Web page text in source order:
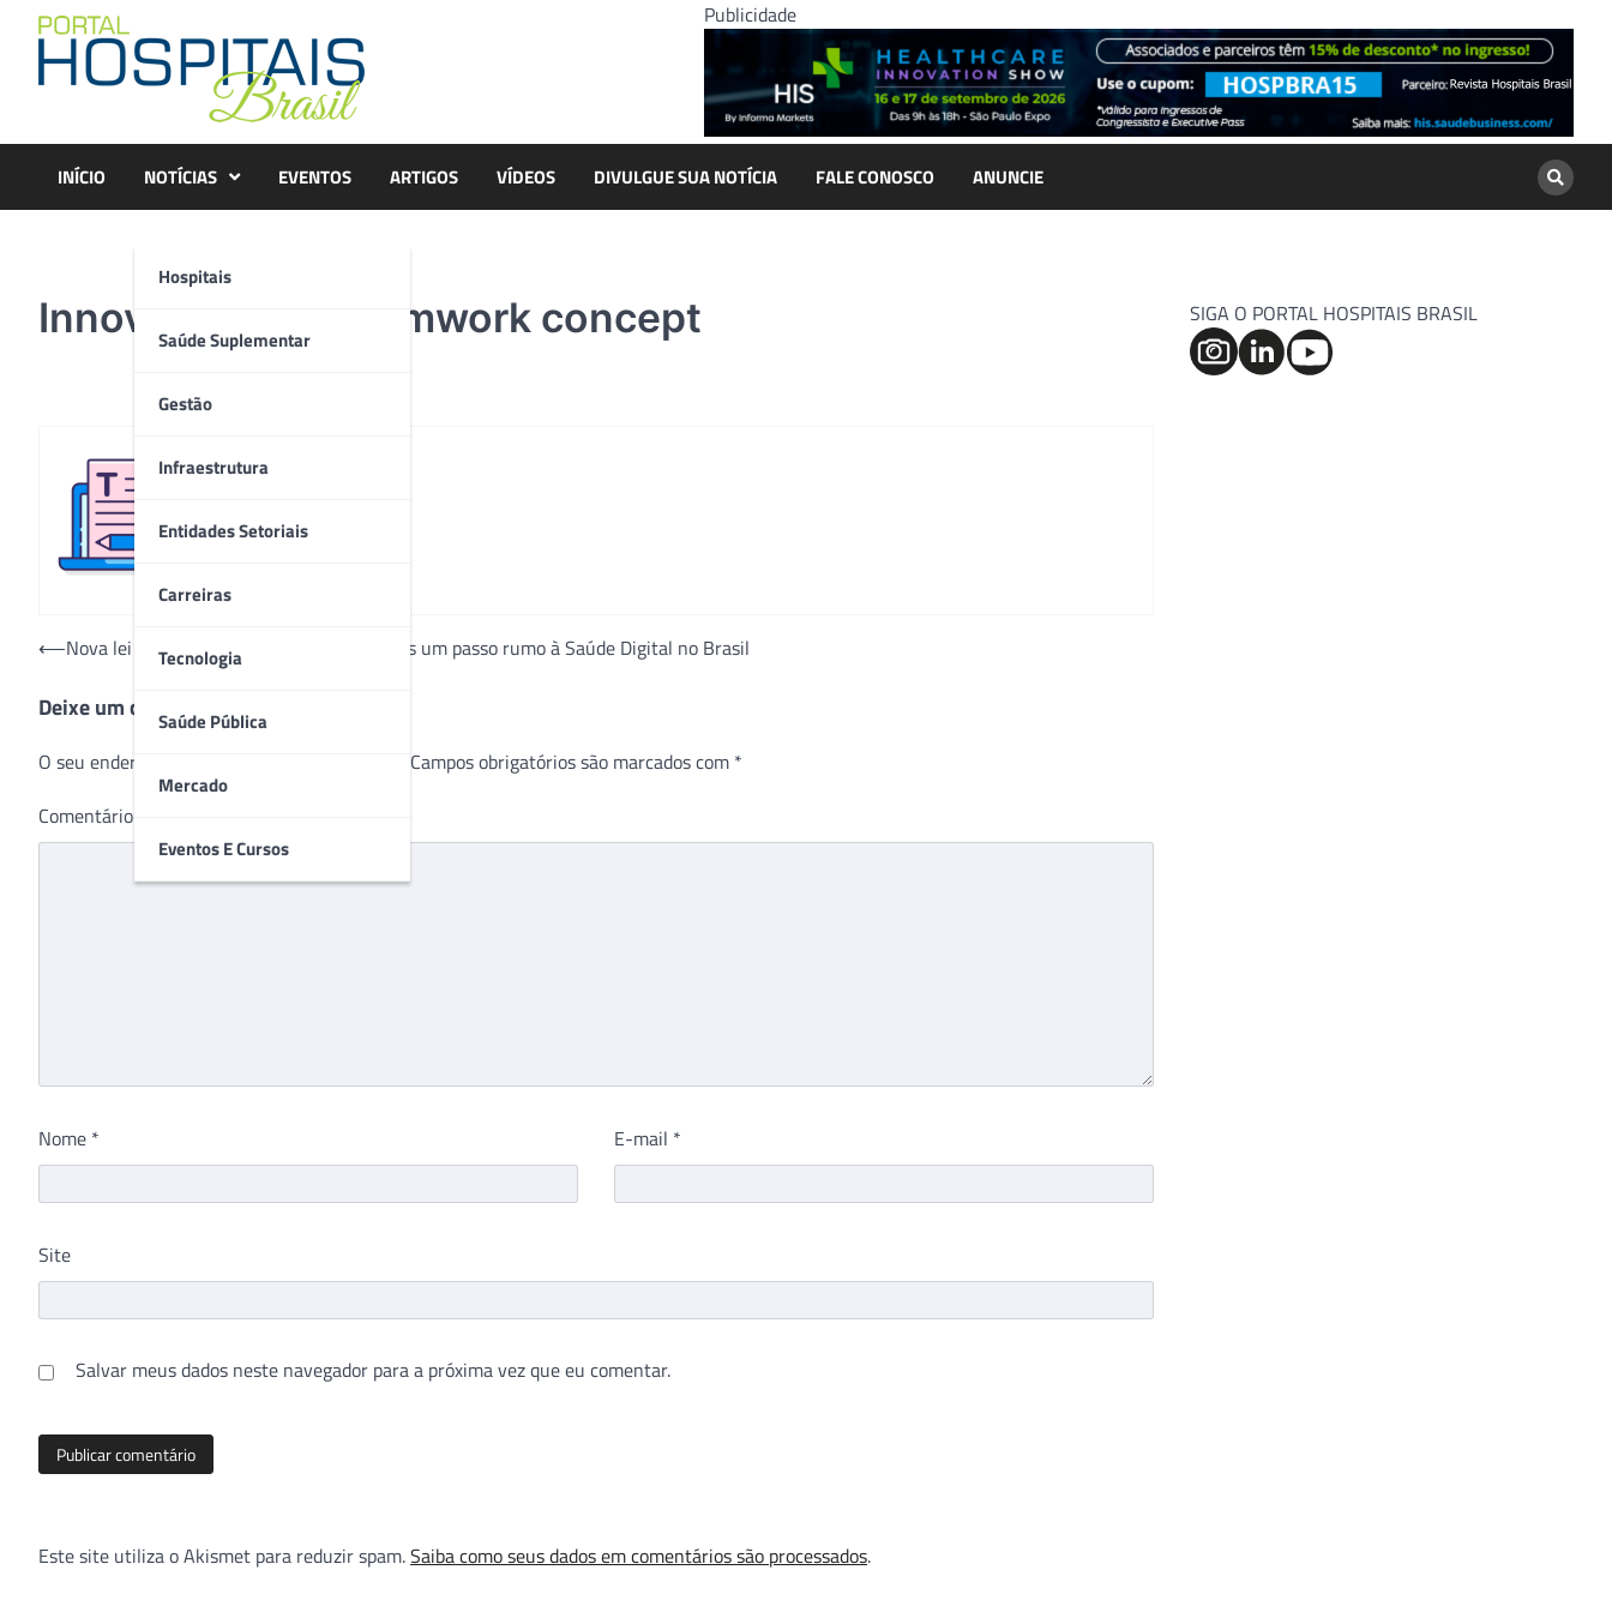
content
Publicidade
INÍCIO NOTÍCIAS
Hospitais
Saúde Suplementar
Gestão
Infraestrutura
Entidades Setoriais
Carreiras
Tecnologia
Saúde Pública
Mercado
Eventos E Cursos
EVENTOS ARTIGOS VÍDEOS DIVULGUE SUA NOTÍCIA FALE CONOSCO ANUNCIE
Innovation and teamwork concept
Navegação
Post
⟵Nova lei sobre prontuário eletrônico é mais um passo rumo à Saúde Digital no Brasil
Deixe um comentário
O seu endereço de e-mail não será publicado. Campos obrigatórios são marcados com *
Comentário
Nome * E-mail *
Site
Salvar meus dados neste navegador para a próxima vez que eu comentar.
Este site utiliza o Akismet para reduzir spam.Saiba como seus dados em comentários são processados.
SIGA O PORTAL HOSPITAIS BRASIL